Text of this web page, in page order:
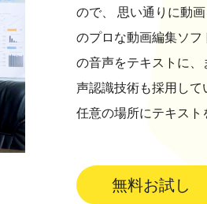
ので、 思い通りに動
のプロな動画編集ソフ
の音声をテキストに
声認識技術も採用し
任意の場所にテキスト
無料お試し